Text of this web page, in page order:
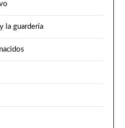
la guardería